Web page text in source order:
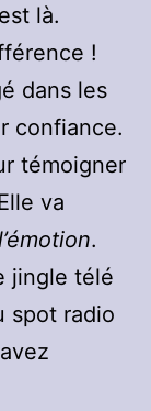
là.
!
dans les
confiance.
témoigner
va
.
jingle télé
spot radio